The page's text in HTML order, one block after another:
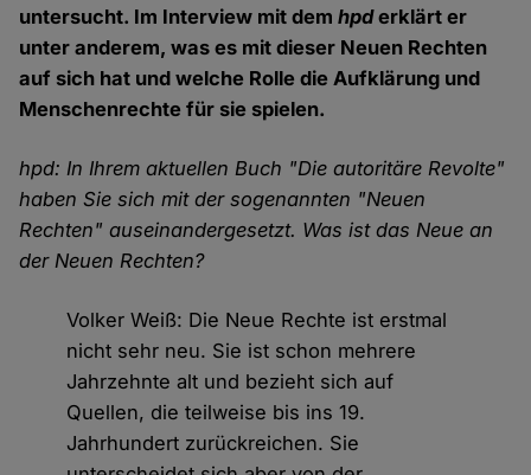
untersucht. Im Interview mit demhpderklärt er
unter anderem, was es mit dieser Neuen Rechten
auf sich hat und welche Rolle die Aufklärung und
Menschenrechte für sie spielen.
hpd: In Ihrem aktuellen Buch "Die autoritäre Revolte"
haben Sie sich mit der sogenannten "Neuen
Rechten" auseinandergesetzt. Was ist das Neue an
der Neuen Rechten?
Volker Weiß: Die Neue Rechte ist erstmal
nicht sehr neu. Sie ist schon mehrere
Jahrzehnte alt und bezieht sich auf
Quellen, die teilweise bis ins 19.
Jahrhundert zurückreichen. Sie